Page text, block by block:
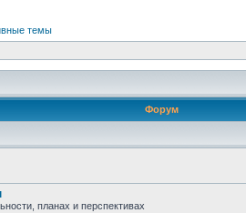
темы
Форум
планах и перспективах